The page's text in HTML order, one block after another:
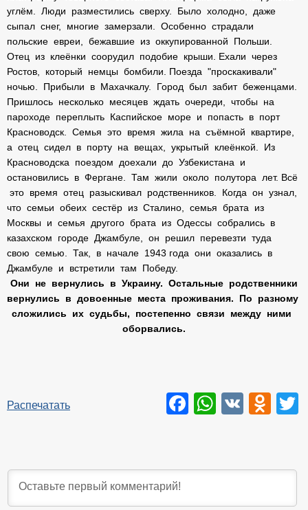
углём. Люди разместились сверху. Было холодно, даже
сыпал снег, многие замерзали. Особенно страдали
польские евреи, бежавшие из оккупированной Польши.
Отец из клеёнки соорудил подобие крыши. Ехали через
Ростов, который немцы бомбили. Поезда "проскакивали"
ночью. Прибыли в Махачкалу. Город был забит беженцами.
Пришлось несколько месяцев ждать очереди, чтобы на
пароходе переплыть Каспийское море и попасть в порт
Красноводск. Семья это время жила на съёмной квартире,
а отец сидел в порту на вещах, укрытый клеёнкой. Из
Красноводска поездом доехали до Узбекистана и
остановились в Фергане. Там жили около полутора лет. Всё
это время отец разыскивал родственников. Когда он узнал,
что семьи обеих сестёр из Сталино, семья брата из
Москвы и семья другого брата из Одессы собрались в
казахском городе Джамбуле, он решил перевезти туда
свою семью. Так, в начале 1943 года они оказались в
Джамбуле и встретили там Победу.
Они не вернулись в Украину. Остальные родственники
вернулись в довоенные места проживания. По разному
сложились их судьбы, постепенно связи между ними
оборвались.
Распечатать Facebook
VK